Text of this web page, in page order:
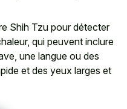
Shih Tzu pour détecter
qui peuvent inclure
une langue ou des
et des yeux larges et